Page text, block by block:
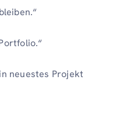
neuestes Projekt